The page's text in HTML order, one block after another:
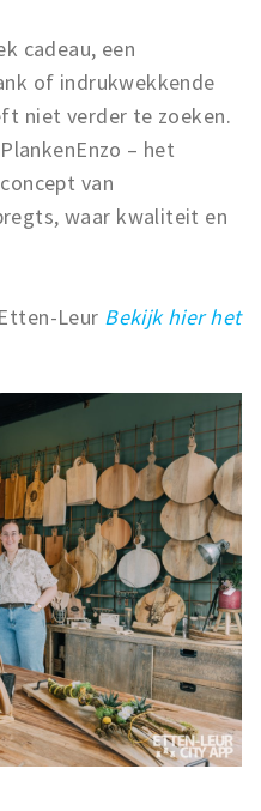
cadeau, een
of indrukwekkende
niet verder te zoeken.
– het
van
waar kwaliteit en
Leur Bekijk hier het